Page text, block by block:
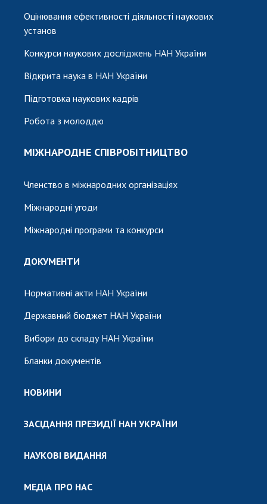
Оцінювання ефективності діяльності наукових
установ
Конкурси наукових досліджень НАН України
Відкрита наука в НАН України
Підготовка наукових кадрів
Робота з молоддю
МІЖНАРОДНЕ СПІВРОБІТНИЦТВО
Членство в міжнародних організаціях
Міжнародні угоди
Міжнародні програми та конкурси
ДОКУМЕНТИ
Нормативні акти НАН України
Державний бюджет НАН України
Вибори до складу НАН України
Бланки документів
НОВИНИ
ЗАСІДАННЯ ПРЕЗИДІЇ НАН УКРАЇНИ
НАУКОВІ ВИДАННЯ
МЕДІА ПРО НАС